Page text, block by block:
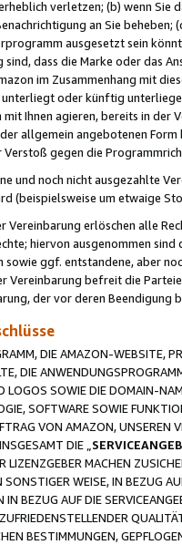
verletzen; (b) wenn Sie
an Sie
ausgesetzt sein
sind, dass die Marke oder das
im Zusammenhang mit
oder künftig
mit Ihnen agieren, bereits in der
allgemein angebotenen
gegen die
und noch nicht ausgezahlte
(beispielsweise um etwaige
Vereinbarung erlöschen alle
hiervon ausgenommen
sowie ggf. entstandene, aber
Vereinbarung befreit die
der vor deren Beendigung
DIE AMAZON-WEBSITE,
DIE
LOGOS SOWIE DIE DOMAIN-
SOFTWARE SOWIE
VON AMAZON, UNSEREN
DIE „
LIZENZGEBER MACHEN
SONSTIGER WEISE, IN BEZUG
IN BEZUG AUF DIE
BESTIMMUNGEN,